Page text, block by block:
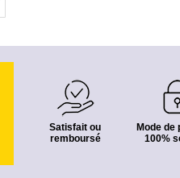
Satisfait ou
remboursé
Mode de
100%